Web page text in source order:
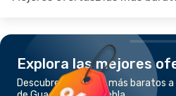
Explora las mejores
Descubre los vuelos más baratos